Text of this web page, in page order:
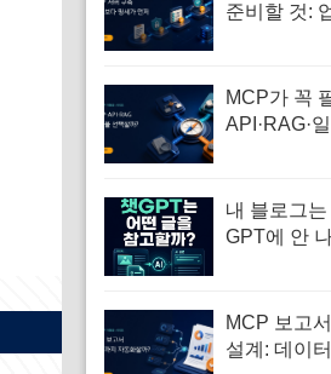
준비할 것:
MCP가 꼭
API·RAG·
내 블로그
GPT에 안
MCP 보고
설계: 데이